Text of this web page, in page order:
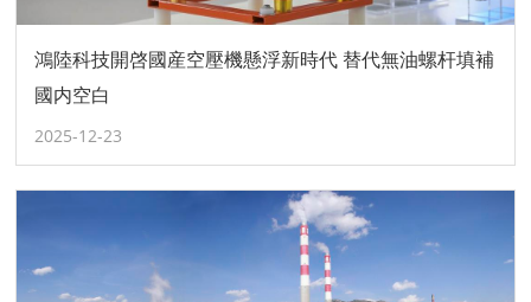
鴻陸科技開啓國産空壓機懸浮新時代 替代無油螺杆填補
國内空白
2025-12-23